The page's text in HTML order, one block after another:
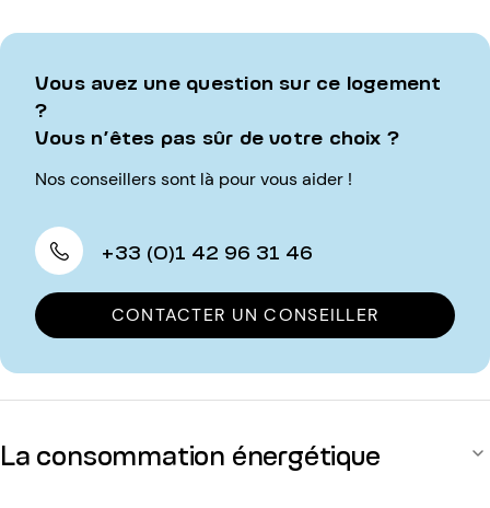
Vous avez une question sur ce logement
?
Vous n’êtes pas sûr de votre choix ?
Nos conseillers sont là pour vous aider !
+33 (0)1 42 96 31 46
CONTACTER UN CONSEILLER
La consommation énergétique